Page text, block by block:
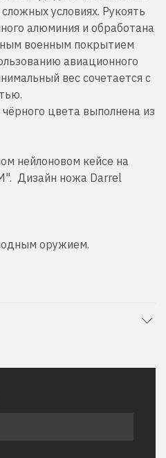
условиях. Рукоять
алюминия и обработана
военным покрытием
авиационного
вес сочетается с
цвета выполнена из
нейлоновом кейсе на
Дизайн ножа Darrel
оружием.